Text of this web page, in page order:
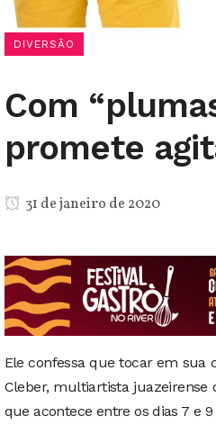
DIVERSÃO
Com
promete
31 de janeiro de 2020
Ele confessa que tocar em sua
Cleber, multiartista juazeirense
que acontece entre os dias 7 e